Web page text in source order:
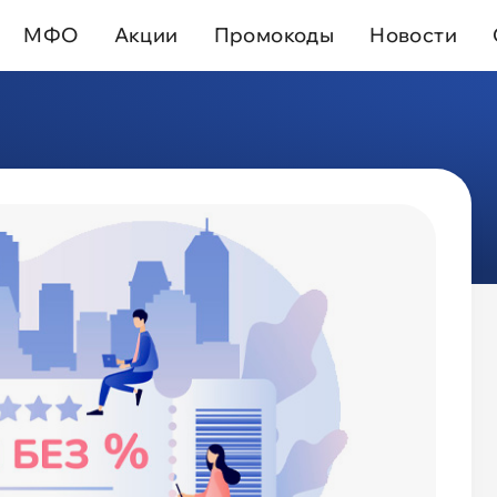
МФО Акции Промокоды Новости